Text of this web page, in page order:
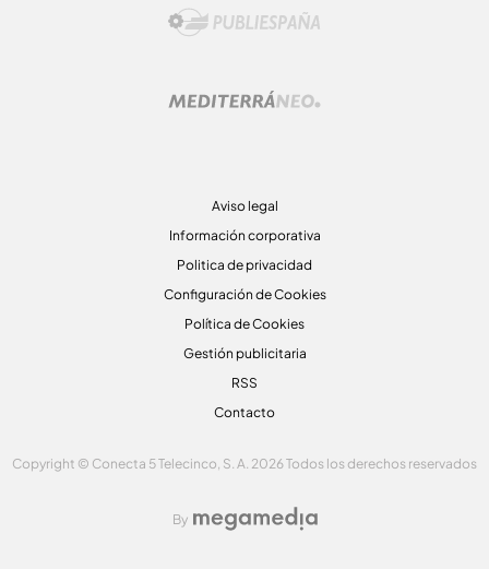
Aviso legal
Información corporativa
Politica de privacidad
Configuración de Cookies
Política de Cookies
Gestión publicitaria
RSS
Contacto
Copyright © Conecta 5 Telecinco, S. A. 2026 Todos los derechos reservados
By